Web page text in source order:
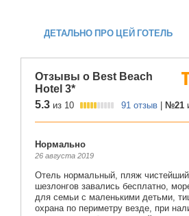
ДЕТАЛЬНО ПРО ЦЕЙ ГОТЕЛЬ